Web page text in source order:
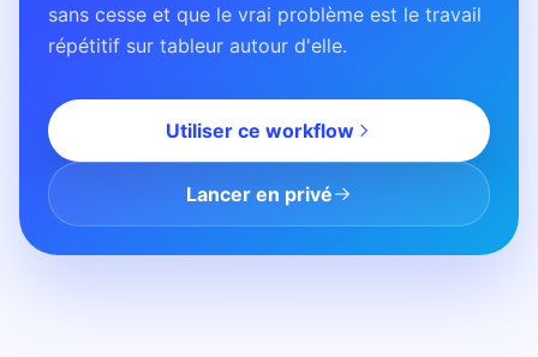
sans cesse et que le vrai problème est le travail
répétitif sur tableur autour d'elle.
Utiliser ce workflow
Lancer en privé